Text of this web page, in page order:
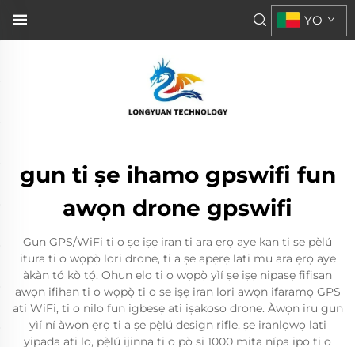
YO
gun ti ṣe ihamo gpswifi fun
awọn drone gpswifi
Gun GPS/WiFi ti o ṣe iṣẹ iran ti ara ẹrọ aye kan ti ṣe pẹ̀lú
itura ti o wọpọ̀ lori drone, ti a ṣe apẹrẹ lati mu ara ẹrọ aye
àkàn tó kò tọ́. Ohun elo ti o wọpọ̀ yìí ṣe iṣẹ nipasẹ fifisan
awọn ifihan ti o wọpọ̀ ti o ṣe iṣẹ iran lori awọn ifaramọ GPS
ati WiFi, ti o nilo fun igbesẹ ati iṣakoso drone. Àwọn iru gun
yìí ní àwọn ẹrọ ti a ṣe pẹ̀lú design rifle, ṣe iranlọwọ lati
yipada ati lo, pẹ̀lú ijinna ti o pọ̀ si 1000 mita nípa ipo ti o